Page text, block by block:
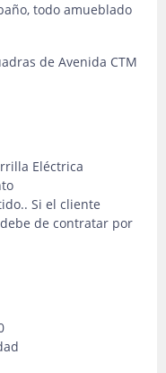
todo amueblado
de Avenida CTM
Eléctrica
Si el cliente
de contratar por